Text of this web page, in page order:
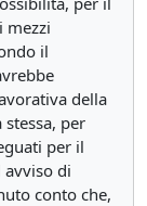
mezzi
il
della
per
per il
di
conto che,